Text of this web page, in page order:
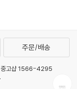
주문/배송
중고샵 1566-4295